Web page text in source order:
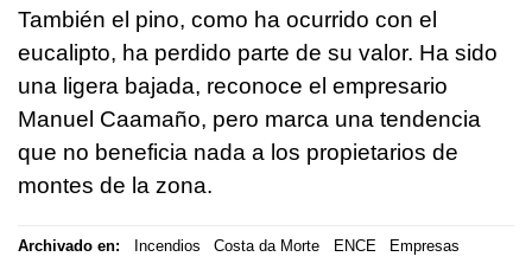
También el pino, como ha ocurrido con el
eucalipto, ha perdido parte de su valor. Ha sido
una ligera bajada, reconoce el empresario
Manuel Caamaño, pero marca una tendencia
que no beneficia nada a los propietarios de
montes de la zona.
Archivado en: Incendios Costa da Morte ENCE Empresas